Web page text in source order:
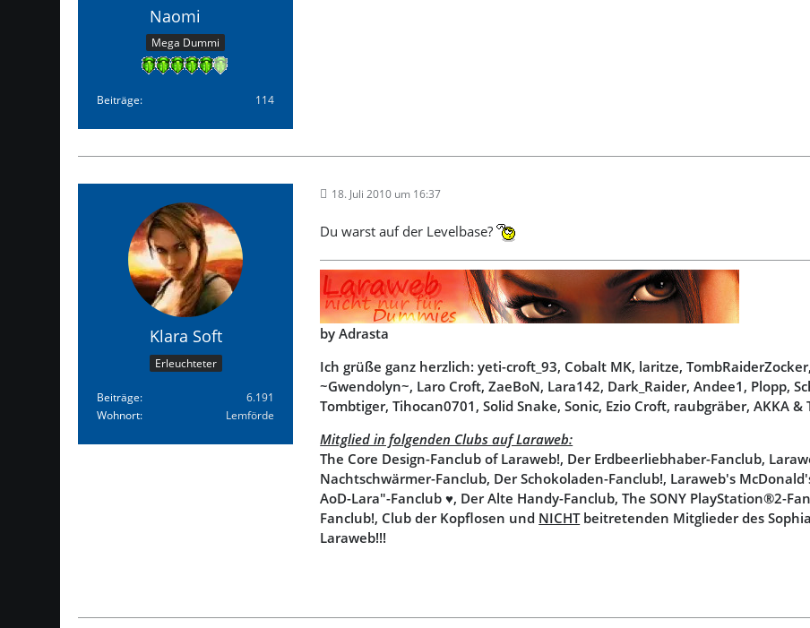
Naomi
Mega Dummi
Beiträge 114
Klara Soft
Erleuchteter
Beiträge
6.191
Wohnort
Lemförde
18. Juli 2010 um 16:37
Du warst auf der Levelbase?
by Adrasta
Ich grüße ganz herzlich: yeti-croft_93, Cobalt MK, laritze,
~Gwendolyn~, Laro Croft, ZaeBoN, Lara142, Dark_Raider, Andee1, Plopp,
Tombtiger, Tihocan0701, Solid Snake, Sonic, Ezio Croft, raubgräber, AKKA &
Mitglied in folgenden Clubs auf Laraweb:
The Core Design-Fanclub of Laraweb!, Der Erdbeerliebhaber-Fanclub,
Nachtschwärmer-Fanclub, Der Schokoladen-Fanclub!, Laraweb's
AoD-Lara"-Fanclub ♥, Der Alte Handy-Fanclub, The SONY PlayStation®2-
Fanclub!, Club der Kopflosen und NICHTbeitretenden Mitglieder des
Laraweb!!!